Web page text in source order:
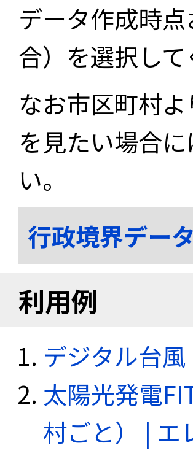
データ作成時
合）を選択し
なお市区町村
を見たい場合
い。
行政境界デー
利用例
デジタル台
太陽光発電
村ごと） | エ